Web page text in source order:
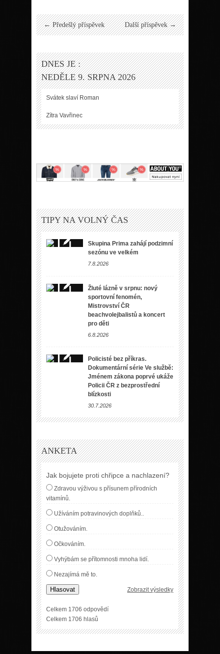
← Předešlý příspěvek Další příspěvek →
DNES JE :
NEDĚLE 9. SRPNA 2026
Svátek slaví Roman
Zítra Vavřinec
TIPY NA VOLNÝ ČAS
Skupina Prima zahájí podzimní
sezónu ve velkém
7.8.2026
Žluté lázně v srpnu: nový
sportovní fenomén,
Mistrovství ČR
beachvolejbalistů a koncert
pro děti
6.8.2026
Policisté bez příkras.
Dokumentární série Ve službě:
Jménem zákona poprvé ukáže
Policii ČR z bezprostřední
blízkosti
30.7.2026
ANKETA
Jak bojujete proti chřipce a nachlazení?
Zdravou výživou s přísunem přírodních
vitamínů.
Užíváním potravinových doplňků..
Otužováním.
Očkováním.
Vyhýbám se přítomnosti mnoha lidí.
Nezajímá mě to.
Hlasovat Zobrazit výsledky
Celkem 1706 odpovědí
Celkem 1706 hlasů